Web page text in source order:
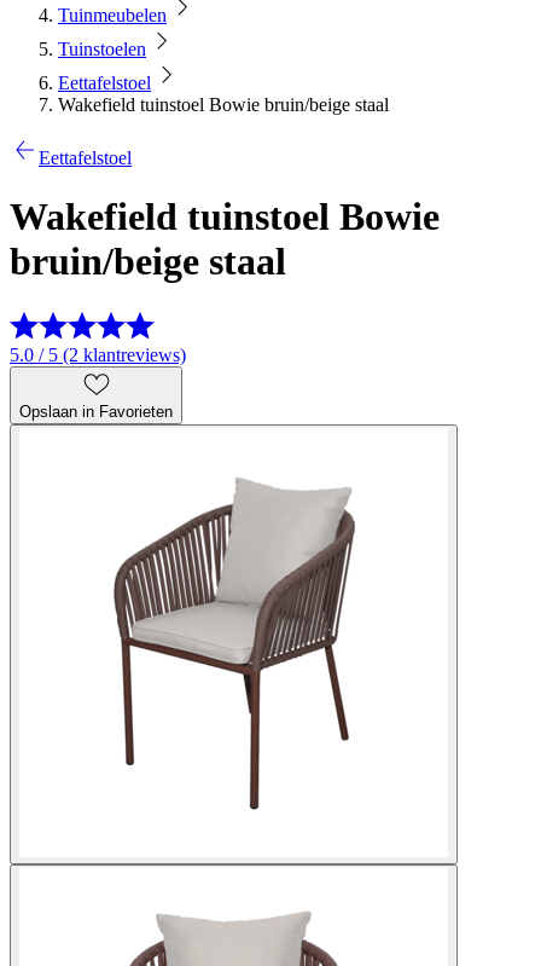
Tuinmeubelen
Tuinstoelen
Eettafelstoel
Wakefield tuinstoel Bowie bruin/beige staal
Eettafelstoel
Wakefield tuinstoel Bowie
bruin/beige staal
5.0 / 5 (2 klantreviews)
Opslaan in Favorieten